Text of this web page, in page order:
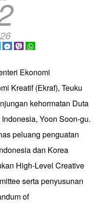
Ekonomi
Kreatif (Ekraf), Teuku
kehormatan Duta
Yoon Soon-gu.
peluang penguatan
dan Korea
High-Level Creative
serta penyusunan
of